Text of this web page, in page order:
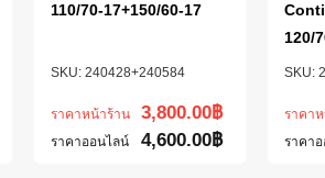
240428+240584
110/70-17+150/60-17
ราคาหน้าร้าน 3,800.00฿
ราคาออนไลน์ 4,600.00฿
120/
ราคา
ราคา